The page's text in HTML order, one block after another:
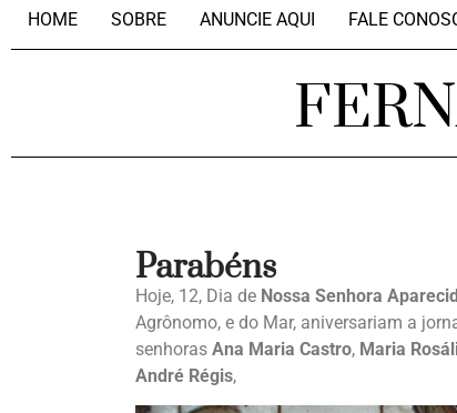
HOME SOBRE ANUNCIE AQUI FALE
Parabéns
Hoje, 12, Dia de Nossa Senhora
Agrônomo, e do Mar, aniversariam a
senhoras Ana Maria Castro, Maria
André Régis,